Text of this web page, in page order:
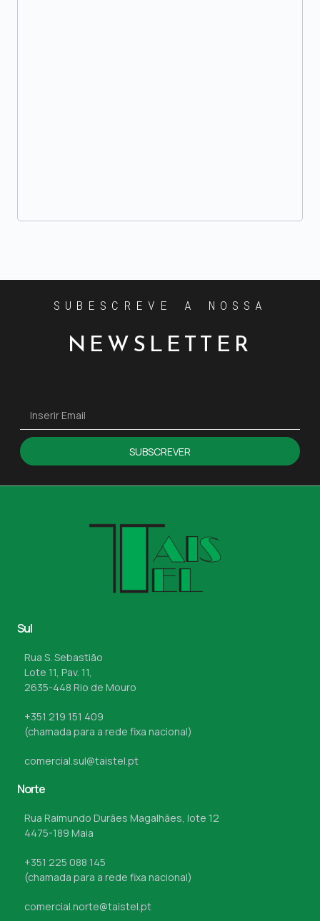
SUBESCREVE A NOSSA
NEWSLETTER
SUBSCREVER
Sul
Rua S. Sebastião
Lote 11, Pav. 11,
2635-448 Rio de Mouro
+351 219 151 409
(chamada para a rede fixa nacional)
comercial.sul@taistel.pt
Norte
Rua Raimundo Durães Magalhães, lote 12
4475-189 Maia
+351 225 088 145
(chamada para a rede fixa nacional)
comercial.norte@taistel.pt